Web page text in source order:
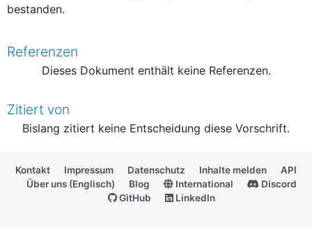
bestanden.
Referenzen
Dieses Dokument enthält keine Referenzen.
Zitiert von
Bislang zitiert keine Entscheidung diese Vorschrift.
Kontakt Impressum Datenschutz Inhalte melden
API
Über uns (Englisch)
Blog International
Discord
GitHub
LinkedIn